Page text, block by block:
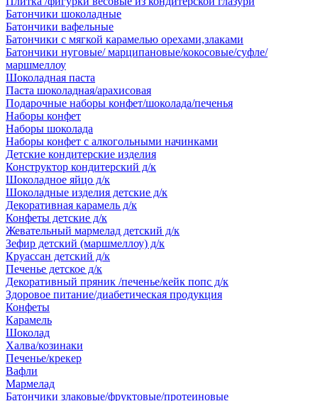
Батончики шоколадные
Батончики вафельные
Батончики с мягкой карамелью орехами,злаками
Батончики нуговые/ марципановые/кокосовые/суфле/
маршмеллоу
Шоколадная паста
Паста шоколадная/арахисовая
Подарочные наборы конфет/шоколада/печенья
Наборы конфет
Наборы шоколада
Наборы конфет с алкогольными начинками
Детские кондитерские изделия
Конструктор кондитерский д/к
Шоколадное яйцо д/к
Шоколадные изделия детские д/к
Декоративная карамель д/к
Конфеты детские д/к
Жевательный мармелад детский д/к
Зефир детский (маршмеллоу) д/к
Круассан детский д/к
Печенье детское д/к
Декоративный пряник /печенье/кейк попс д/к
Здоровое питание/диабетическая продукция
Конфеты
Карамель
Шоколад
Халва/козинаки
Печенье/крекер
Вафли
Мармелад
Батончики злаковые/фруктовые/протеиновые